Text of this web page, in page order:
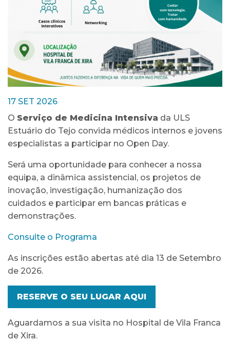
17 SET 2026
O Serviço de Medicina Intensiva da ULS
Estuário do Tejo convida médicos internos e jovens
especialistas a participar no Open Day.
Será uma oportunidade para conhecer a nossa
equipa, a dinâmica assistencial, os projetos de
inovação, investigação, humanização dos
cuidados e participar em bancas práticas e
demonstrações.
Consulte o Programa
As inscrições estão abertas até dia 13 de Setembro
de 2026.
RESERVE O SEU LUGAR AQUI
Aguardamos a sua visita no Hospital de Vila Franca
de Xira.